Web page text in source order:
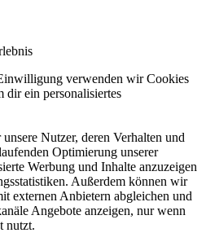
verwenden wir Cookies
dir ein personalisiertes
Nutzer, deren Verhalten und
Optimierung unserer
Werbung und Inhalte anzuzeigen
Außerdem können wir
externen Anbietern abgleichen und
Angebote anzeigen, nur wenn
nutzt.